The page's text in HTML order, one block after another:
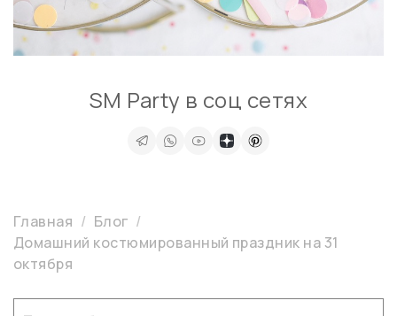
Главная
Блог
Домашний костюмированный праздник на 31
октября
SM Party в соц сетях